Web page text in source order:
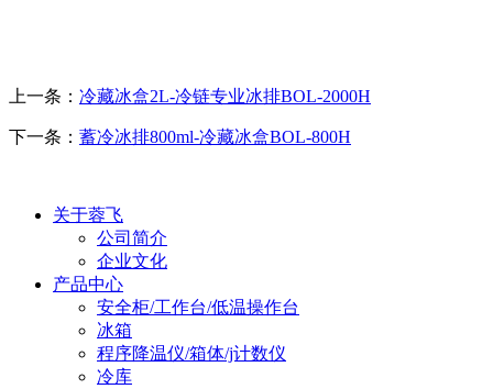
上一条： 冷藏冰盒2L-冷链专业冰排BOL-2000H
下一条： 蓄冷冰排800ml-冷藏冰盒BOL-800H
关于蓉飞
公司简介
企业文化
产品中心
安全柜/工作台/低温操作台
冰箱
程序降温仪/箱体/j计数仪
冷库